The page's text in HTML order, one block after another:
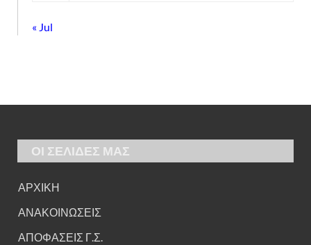
« Jul
ΟΙ ΣΕΛΙΔΕΣ ΜΑΣ
ΑΡΧΙΚΗ
ΑΝΑΚΟΙΝΩΣΕΙΣ
ΑΠΟΦΑΣΕΙΣ Γ.Σ.